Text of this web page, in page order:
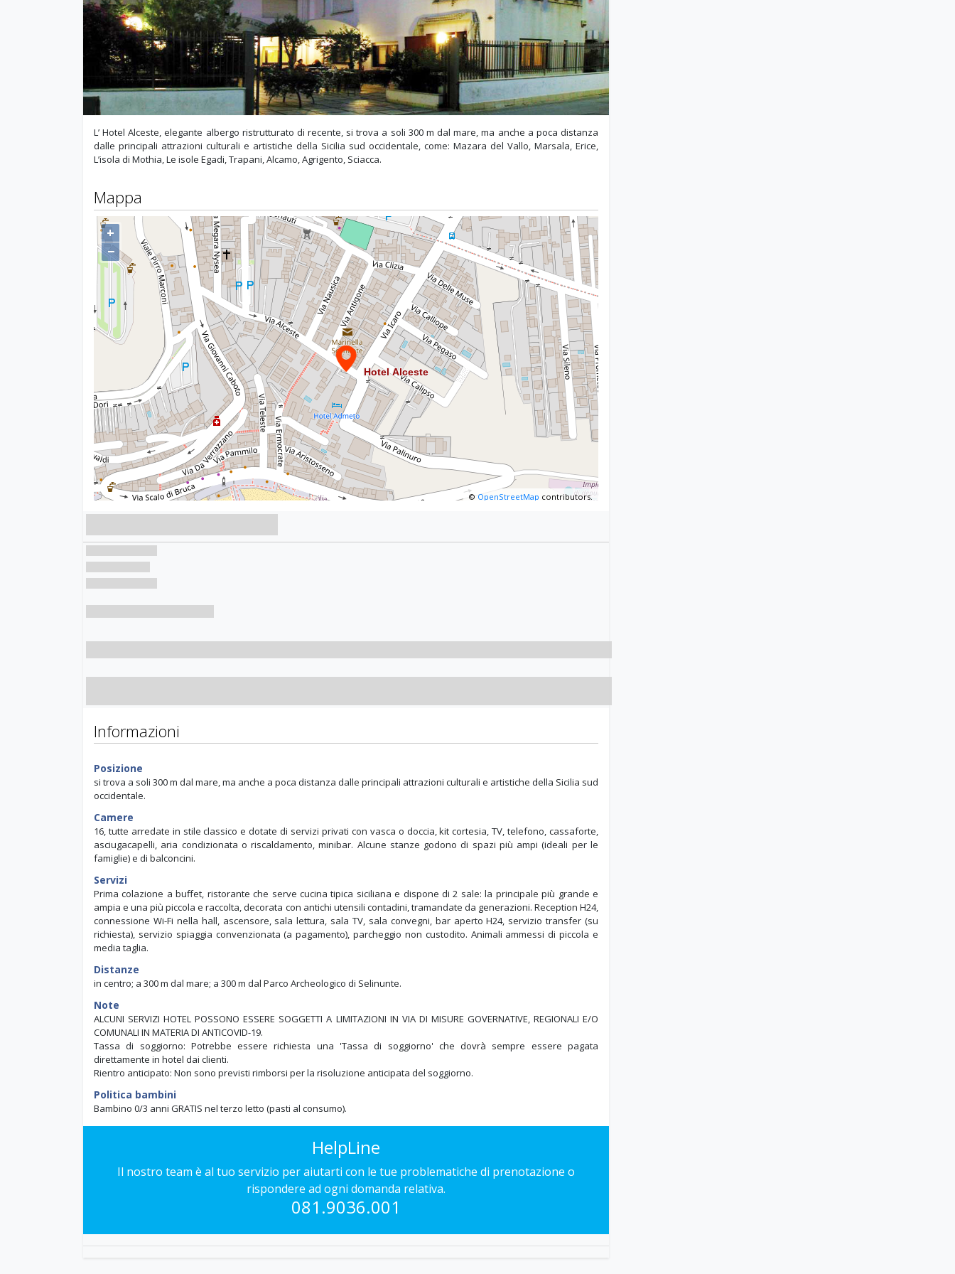
L’ Hotel Alceste, elegante albergo ristrutturato di recente, si trova a soli 300 m dal mare, ma anche a poca distanza
dalle principali attrazioni culturali e artistiche della Sicilia sud occidentale, come: Mazara del Vallo, Marsala, Erice,
L’isola di Mothia, Le isole Egadi, Trapani, Alcamo, Agrigento, Sciacca.
Mappa
+
−
© OpenStreetMap contributors.
Informazioni
Posizione
si trova a soli 300 m dal mare, ma anche a poca distanza dalle principali attrazioni culturali e artistiche della Sicilia sud
occidentale.
Camere
16, tutte arredate in stile classico e dotate di servizi privati con vasca o doccia, kit cortesia, TV, telefono, cassaforte,
asciugacapelli, aria condizionata o riscaldamento, minibar. Alcune stanze godono di spazi più ampi (ideali per le
famiglie) e di balconcini.
Servizi
Prima colazione a buffet, ristorante che serve cucina tipica siciliana e dispone di 2 sale: la principale più grande e
ampia e una più piccola e raccolta, decorata con antichi utensili contadini, tramandate da generazioni. Reception H24,
connessione Wi-Fi nella hall, ascensore, sala lettura, sala TV, sala convegni, bar aperto H24, servizio transfer (su
richiesta), servizio spiaggia convenzionata (a pagamento), parcheggio non custodito. Animali ammessi di piccola e
media taglia.
Distanze
in centro; a 300 m dal mare; a 300 m dal Parco Archeologico di Selinunte.
Note
ALCUNI SERVIZI HOTEL POSSONO ESSERE SOGGETTI A LIMITAZIONI IN VIA DI MISURE GOVERNATIVE, REGIONALI E/O
COMUNALI IN MATERIA DI ANTICOVID-19.
Tassa di soggiorno: Potrebbe essere richiesta una 'Tassa di soggiorno' che dovrà sempre essere pagata
direttamente in hotel dai clienti.
Rientro anticipato: Non sono previsti rimborsi per la risoluzione anticipata del soggiorno.
Politica bambini
Bambino 0/3 anni GRATIS nel terzo letto (pasti al consumo).
HelpLine
Il nostro team è al tuo servizio per aiutarti con le tue problematiche di prenotazione o
rispondere ad ogni domanda relativa.
081.9036.001